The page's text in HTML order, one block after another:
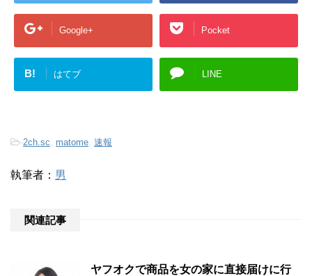
Google+ Pocket
B! はてブ LINE
-2ch.sc matome 速報
執筆者： 男
関連記事
ヤフオクで商品を女の家に直接届けに行